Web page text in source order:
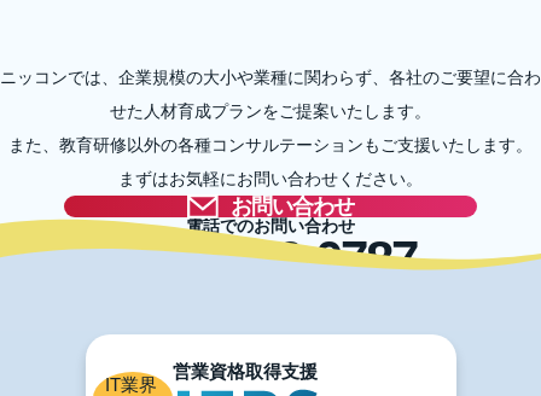
ニッコンでは、企業規模の大小や業種に関わらず、各社のご要望に合わ
せた人材育成プランをご提案いたします。
また、教育研修以外の各種コンサルテーションもご支援いたします。
まずはお気軽にお問い合わせください。
お問い合わせ
電話でのお問い合わせ
03-5996-0787
IT業界